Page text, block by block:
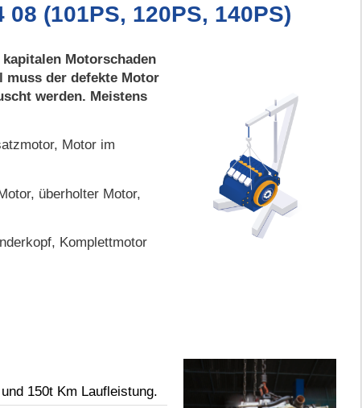
(101PS, 120PS, 140PS)
Motorschaden
muss der defekte Motor
werden. Meistens
Motor im
überholter Motor,
Komplettmotor
150t Km Laufleistung.